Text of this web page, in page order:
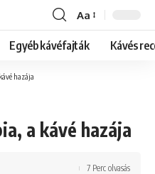
Font
Resizer
Aa
Egyéb kávéfajták Kávés
hazája
a kávé hazája
7 Perc olvasás